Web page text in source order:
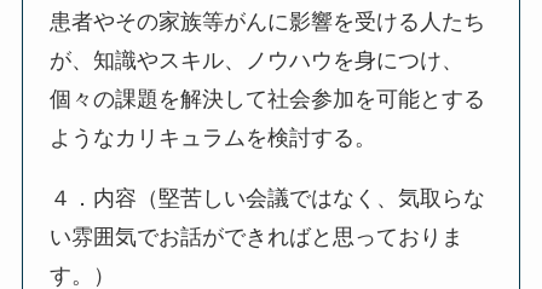
患者やその家族等がんに影響を受ける人たち
が、知識やスキル、ノウハウを身につけ、
個々の課題を解決して社会参加を可能とする
ようなカリキュラムを検討する。
４．内容（堅苦しい会議ではなく、気取らな
い雰囲気でお話ができればと思っておりま
す。）